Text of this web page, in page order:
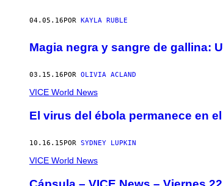
04.05.16POR KAYLA RUBLE
Magia negra y sangre de gallina:
03.15.16 POR OLIVIA ACLAND
VICE World News
El virus del ébola permanece en
10.16.15POR SYDNEY LUPKIN
VICE World News